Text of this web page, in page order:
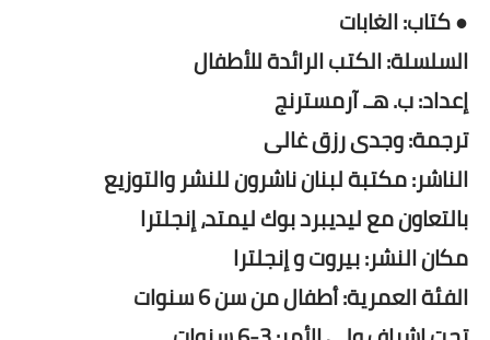
● كتاب: الغابات
السلسلة: الكتب الرائدة للأطفال
إعداد: ب. هـ. آرمسترنج
ترجمة: وجدى رزق غالى
الناشر: مكتبة لبنان ناشرون للنشر والتوزيع
بالتعاون مع ليديبرد بوك ليمتد، إنجلترا
مكان النشر: بيروت و إنجلترا
الفئة العمرية: أطفال من سن 6 سنوات